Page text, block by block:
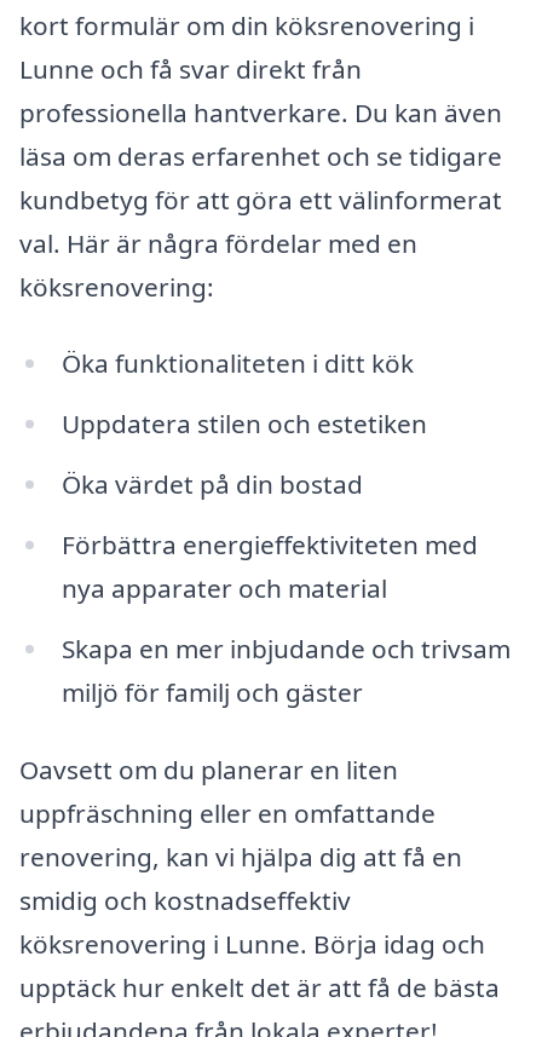
kort formulär om din köksrenovering i
Lunne och få svar direkt från
professionella hantverkare. Du kan även
läsa om deras erfarenhet och se tidigare
kundbetyg för att göra ett välinformerat
val. Här är några fördelar med en
köksrenovering:
Öka funktionaliteten i ditt kök
Uppdatera stilen och estetiken
Öka värdet på din bostad
Förbättra energieffektiviteten med
nya apparater och material
Skapa en mer inbjudande och trivsam
miljö för familj och gäster
Oavsett om du planerar en liten
uppfräschning eller en omfattande
renovering, kan vi hjälpa dig att få en
smidig och kostnadseffektiv
köksrenovering i Lunne. Börja idag och
upptäck hur enkelt det är att få de bästa